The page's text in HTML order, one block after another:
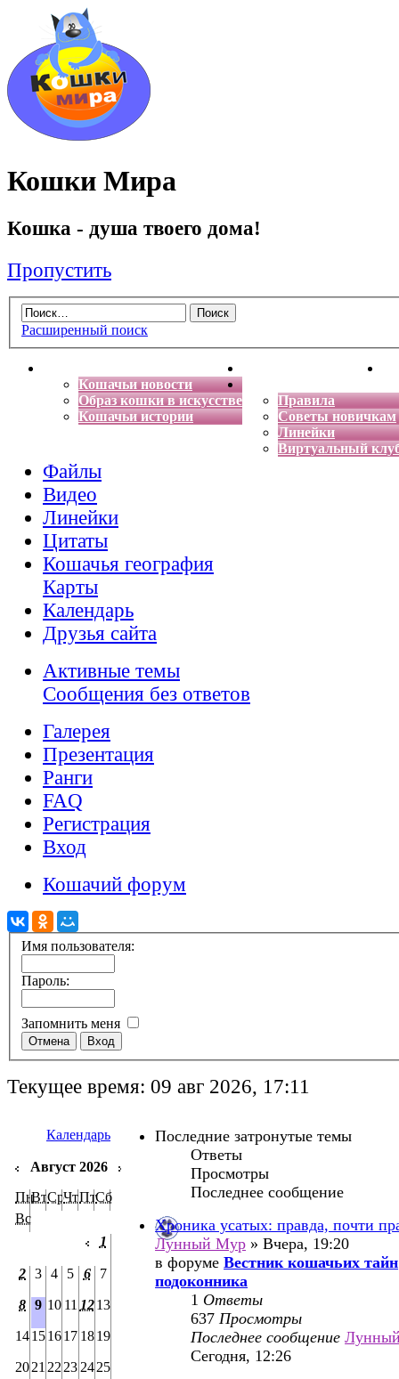
Кошки Мира
Кошка - душа твоего дома!
Пропустить
Расширенный поиск
Кошачьи новости
Образ кошки в искусстве
Кошачьи истории
Энциклопедия кошек
Правила
Советы новичкам
Линейки
Виртуальный
Файлы
Видео
Линейки
Цитаты
Кошачья география
Карты
Календарь
Друзья сайта
Активные темы
Сообщения без ответов
Галерея
Презентация
Ранги
FAQ
Регистрация
Вход
Кошачий форум
Имя пользователя:
Пароль:
Запомнить меня
Текущее время: 09 авг 2026, 17:11
Календарь
Август 2026
ПнВтСрЧтПтСб
Вс
1
2 3 4 5 6 7
8 9 10 11 1213
14151617 1819
2021 22 23 2425
Последние затронутые темы
Ответы
Просмотры
Последнее сообщение
Хроника усатых: правда, почти
Лунный Мур » Вчера, 19:20
в форумеВестник кошачьих тайн
подоконника
1 Ответы
637Просмотры
Последнее сообщение
Сегодня, 12:26